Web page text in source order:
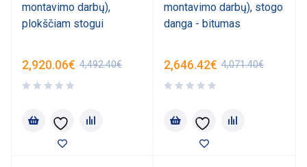
montavimo darbų),
plokščiam stogui
4,492.40€
2,920.06€
montavimo darbų), stogo
danga - bitumas
4,071.40€
2,646.42€